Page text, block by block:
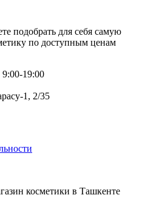
подобрать для себя самую
по доступным ценам
19:00
1, 2/35
косметики в Ташкенте